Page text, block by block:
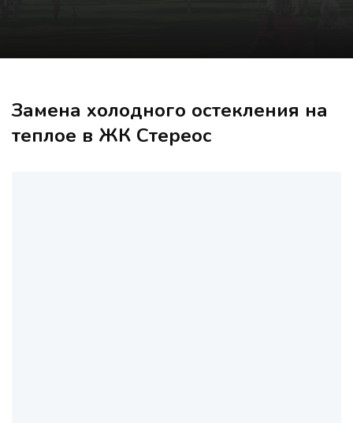
Замена холодного остекления на
теплое в ЖК Стереос